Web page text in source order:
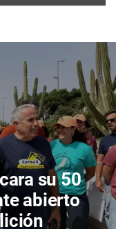
su 50
abierto